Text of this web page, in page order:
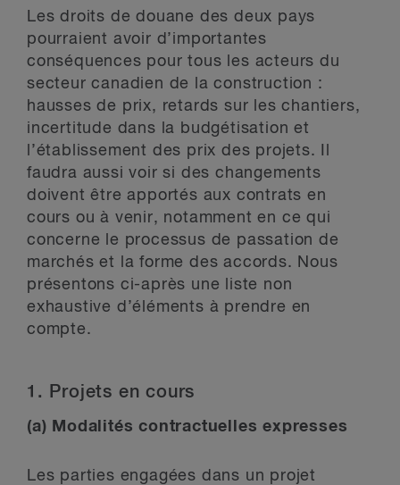
Les droits de douane des deux pays
pourraient avoir d’importantes
conséquences pour tous les acteurs du
secteur canadien de la construction :
hausses de prix, retards sur les chantiers,
incertitude dans la budgétisation et
l’établissement des prix des projets. Il
faudra aussi voir si des changements
doivent être apportés aux contrats en
cours ou à venir, notamment en ce qui
concerne le processus de passation de
marchés et la forme des accords. Nous
présentons ci-après une liste non
exhaustive d’éléments à prendre en
compte.
1. Projets en cours
(a) Modalités contractuelles expresses
Les parties engagées dans un projet